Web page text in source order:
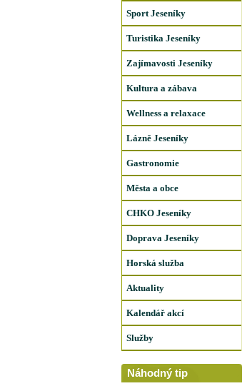
Sport Jeseníky
Turistika Jeseníky
Zajímavosti Jeseníky
Kultura a zábava
Wellness a relaxace
Lázně Jeseníky
Gastronomie
Města a obce
CHKO Jeseníky
Doprava Jeseníky
Horská služba
Aktuality
Kalendář akcí
Služby
Náhodný tip